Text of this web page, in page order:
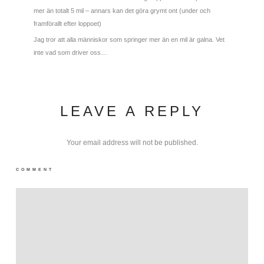
mer än totalt 5 mil – annars kan det göra grymt ont (under och
framförallt efter loppoet)
Jag tror att alla människor som springer mer än en mil är galna. Vet
inte vad som driver oss…
LEAVE A REPLY
Your email address will not be published.
COMMENT